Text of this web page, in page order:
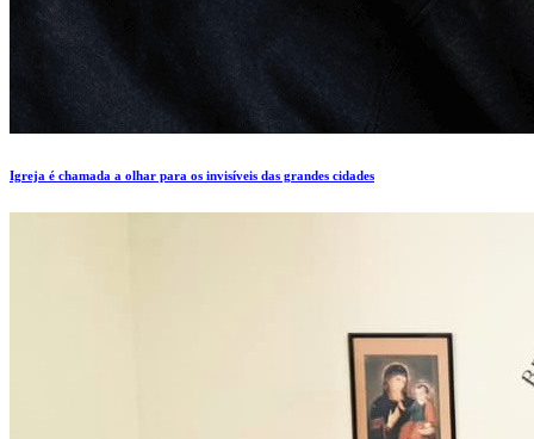
Igreja é chamada a olhar para os invisíveis das grandes cidades